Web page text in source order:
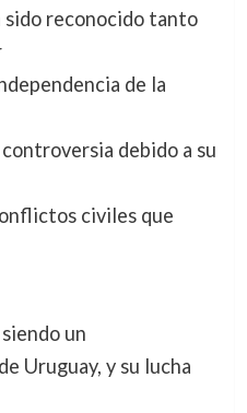
sido reconocido tanto
de la
debido a su
civiles que
un
Uruguay, y su lucha